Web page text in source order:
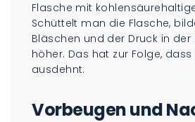
Flasche mit
Schüttelt man die Flasche,
Bläschen und der Druck in der
höher. Das hat zur Folge,
ausdehnt.
Vorbeugen und